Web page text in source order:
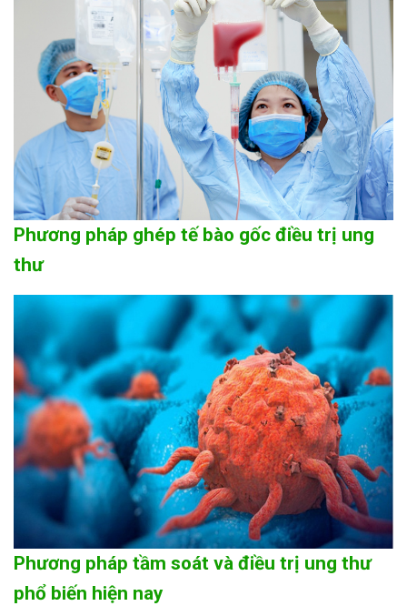
Phương pháp ghép tế bào gốc điều trị ung
thư
Phương pháp tầm soát và điều trị ung thư
phổ biến hiện nay